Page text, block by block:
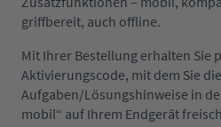
griffbereit, auch offline.
Mit Ihrer Bestellung erhalten Sie
Aktivierungscode, mit dem Sie
Aufgaben/Lösungshinweise in
mobil“ auf Ihrem Endgerät